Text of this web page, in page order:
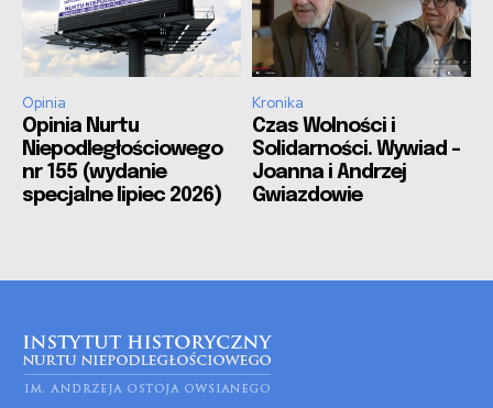
Opinia
Opinia Nurtu
Niepodległościowego
nr 155 (wydanie
specjalne lipiec 2026)
Kronika
Czas Wolności i
Solidarności. Wywiad –
Joanna i Andrzej
Gwiazdowie